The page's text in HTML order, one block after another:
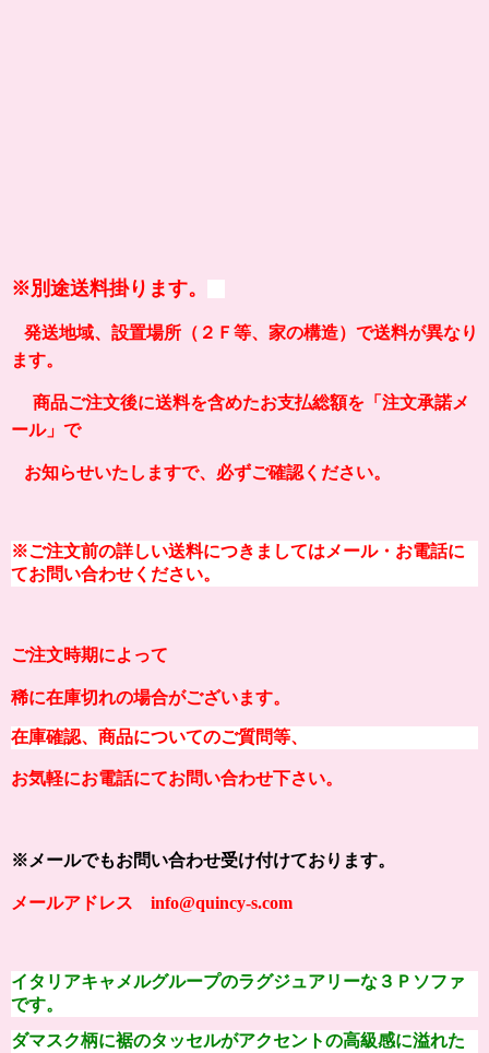
※別途送料掛ります。
発送地域、設置場所（２Ｆ等、家の構造） で送料が異なり
ます。
商品ご注文後に送料を含めたお支払総額を「注文承諾メ
ール」で
お知らせいたしますで、必ずご確認ください。
※ご注文前の詳しい送料につきましてはメール・お電話に
てお問い合わせください。
ご注文時期によって
稀に在庫切れの場合がございます。
在庫確認、商品についてのご質問等、
お気軽にお電話にてお問い合わせ下さい。
※メールでもお問い合わせ受け付けております。
メールアドレス info@quincy-s.com
イタリアキャメルグループのラグジュアリーな３Ｐソファ
です。
ダマスク柄に裾のタッセルがアクセントの高級感に溢れた